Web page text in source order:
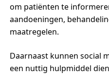
om patiënten te
aandoeningen,
maatregelen.
Daarnaast kunnen social
een nuttig hulpmiddel